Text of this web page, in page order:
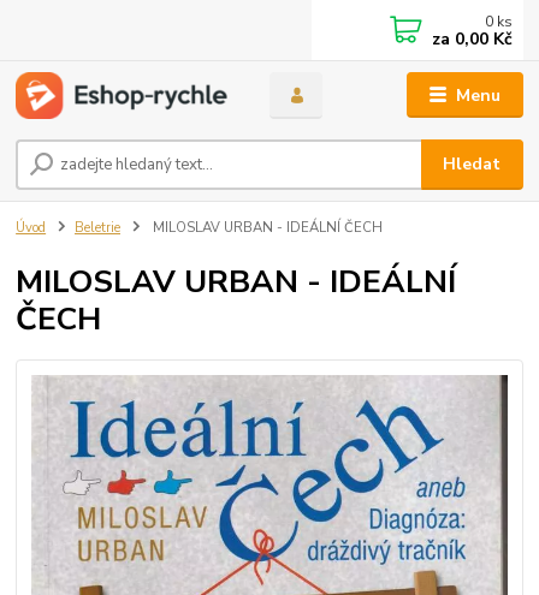
Menu
Hledat
0 ks
za 0,00 Kč
Úvod Beletrie MILOSLAV URBAN - IDEÁLNÍ ČECH
MILOSLAV URBAN - IDEÁLNÍ
ČECH